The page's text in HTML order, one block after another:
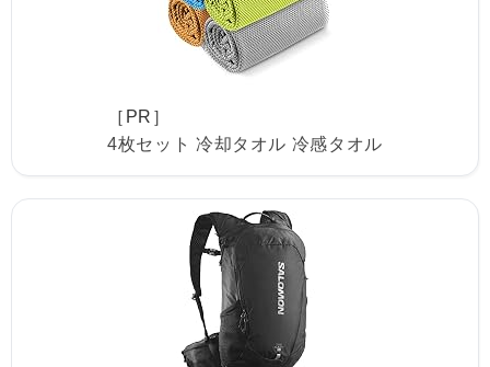
［PR］
4枚セット 冷却タオル 冷感タオル